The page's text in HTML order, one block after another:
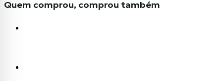
Quem comprou, comprou também